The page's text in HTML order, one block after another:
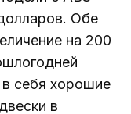
Обе
на 200
себя хорошие
в